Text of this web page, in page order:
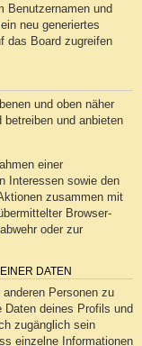
Benutzernamen und
neu generiertes
das Board zugreifen
und oben näher
und anbieten
einer
Interessen sowie den
zusammen mit
Browser-
oder zur
DATEN
Personen zu
deines Profils und
zugänglich sein
einzelne Informationen